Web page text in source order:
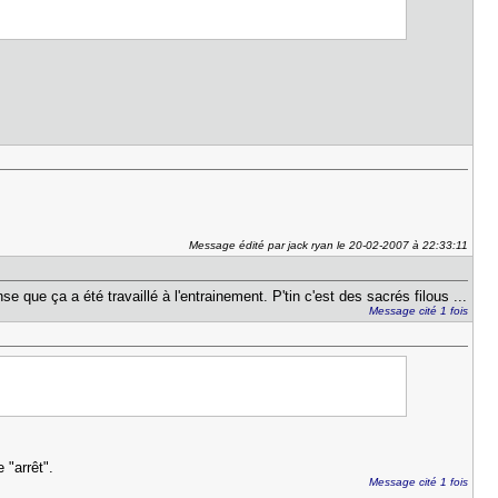
Message édité par jack ryan le 20-02-2007 à 22:33:11
que ça a été travaillé à l'entrainement. P'tin c'est des sacrés filous ...
Message cité 1 fois
"arrêt".
Message cité 1 fois